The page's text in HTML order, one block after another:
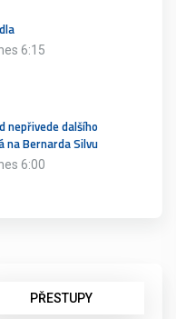
6:15
nepřivede dalšího
na Bernarda Silvu
6:00
PŘESTUPY